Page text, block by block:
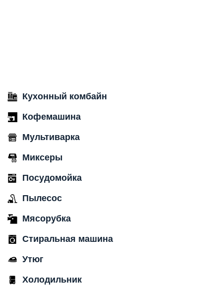
Кухонный комбайн
Кофемашина
Мультиварка
Миксеры
Посудомойка
Пылесос
Мясорубка
Стиральная машина
Утюг
Холодильник